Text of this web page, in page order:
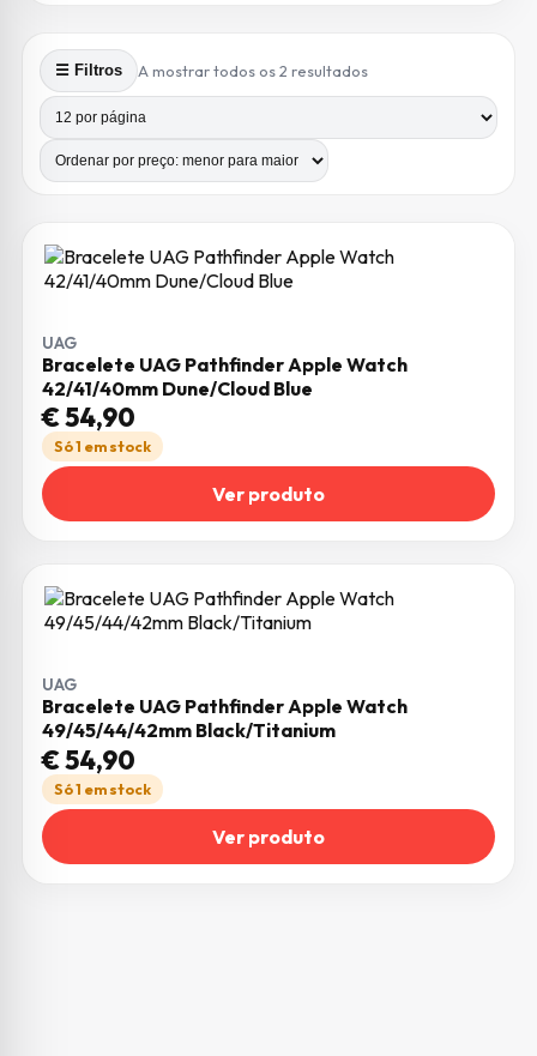
☰ Filtros A mostrar todos os 2 resultadosOrdenado por preço:
Produtos por página
Número de colunas
UAG
Bracelete UAG Pathfinder Apple Watch
42/41/40mm Dune/Cloud Blue
€54,90
Só 1 em stock
Ver produto
UAG
Bracelete UAG Pathfinder Apple Watch
49/45/44/42mm Black/Titanium
€54,90
Só 1 em stock
Ver produto